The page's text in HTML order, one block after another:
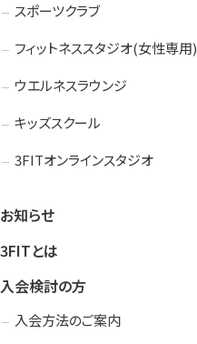
スポーツクラブ
フィットネススタジオ(女性専用)
ウエルネスラウンジ
キッズスクール
3FITオンラインスタジオ
お知らせ
3FITとは
入会検討の方
入会方法のご案内